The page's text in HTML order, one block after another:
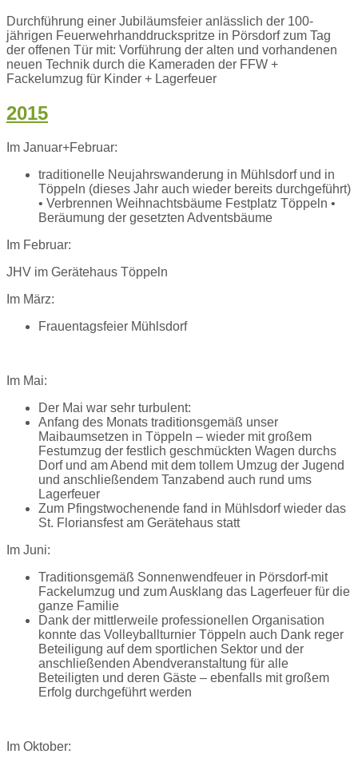
Durchführung einer Jubiläumsfeier anlässlich der 100-
jährigen Feuerwehrhanddruckspritze in Pörsdorf zum Tag
der offenen Tür mit: Vorführung der alten und vorhandenen
neuen Technik durch die Kameraden der FFW +
Fackelumzug für Kinder + Lagerfeuer
2015
Im Januar+Februar:
traditionelle Neujahrswanderung in Mühlsdorf und in
Töppeln (dieses Jahr auch wieder bereits durchgeführt)
• Verbrennen Weihnachtsbäume Festplatz Töppeln •
Beräumung der gesetzten Adventsbäume
Im Februar:
JHV im Gerätehaus Töppeln
Im März:
Frauentagsfeier Mühlsdorf
Im Mai:
Der Mai war sehr turbulent:
Anfang des Monats traditionsgemäß unser
Maibaumsetzen in Töppeln – wieder mit großem
Festumzug der festlich geschmückten Wagen durchs
Dorf und am Abend mit dem tollem Umzug der Jugend
und anschließendem Tanzabend auch rund ums
Lagerfeuer
Zum Pfingstwochenende fand in Mühlsdorf wieder das
St. Floriansfest am Gerätehaus statt
Im Juni:
Traditionsgemäß Sonnenwendfeuer in Pörsdorf-mit
Fackelumzug und zum Ausklang das Lagerfeuer für die
ganze Familie
Dank der mittlerweile professionellen Organisation
konnte das Volleyballturnier Töppeln auch Dank reger
Beteiligung auf dem sportlichen Sektor und der
anschließenden Abendveranstaltung für alle
Beteiligten und deren Gäste – ebenfalls mit großem
Erfolg durchgeführt werden
Im Oktober: